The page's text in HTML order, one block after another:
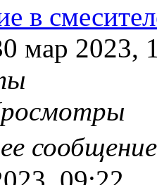
в
мар 2023,